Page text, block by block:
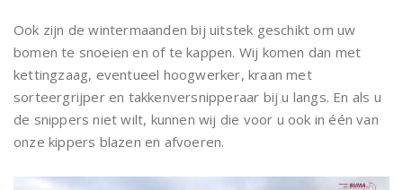
Ook zijn de wintermaanden bij uitstek geschikt om uw
bomen te snoeien en of te kappen. Wij komen dan met
kettingzaag, eventueel hoogwerker, kraan met
sorteergrijper en takkenversnipperaar bij u langs. En als u
de snippers niet wilt, kunnen wij die voor u ook in één van
onze kippers blazen en afvoeren.